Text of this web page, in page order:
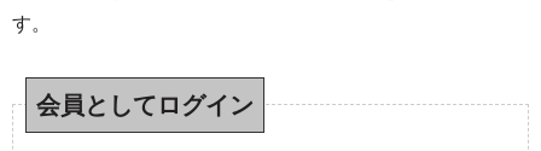
す。
会員としてログイン